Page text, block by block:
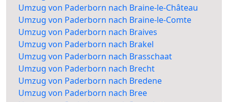
Umzug von Paderborn nach Braine-le-Château
Umzug von Paderborn nach Braine-le-Comte
Umzug von Paderborn nach Braives
Umzug von Paderborn nach Brakel
Umzug von Paderborn nach Brasschaat
Umzug von Paderborn nach Brecht
Umzug von Paderborn nach Bredene
Umzug von Paderborn nach Bree